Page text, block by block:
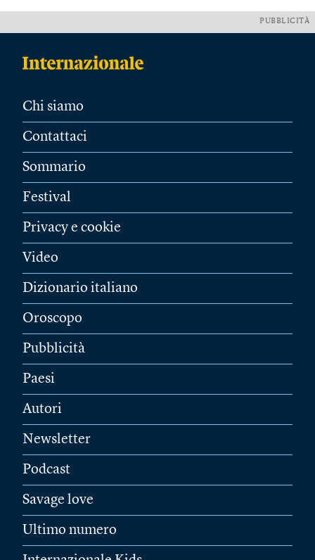
PUBBLICITÀ
Chi siamo
Contattaci
Sommario
Festival
Privacy e cookie
Video
Dizionario italiano
Oroscopo
Pubblicità
Paesi
Autori
Newsletter
Podcast
Savage love
Ultimo numero